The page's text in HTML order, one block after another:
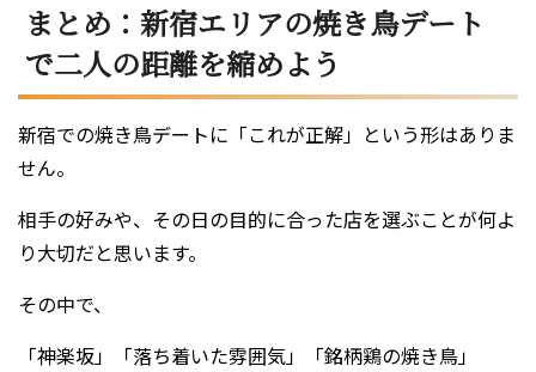
まとめ：新宿エリアの焼き鳥デート
で二人の距離を縮めよう
新宿での焼き鳥デートに「これが正解」という形はありま
せん。
相手の好みや、その日の目的に合った店を選ぶことが何よ
り大切だと思います。
その中で、
「神楽坂」「落ち着いた雰囲気」「銘柄鶏の焼き鳥」